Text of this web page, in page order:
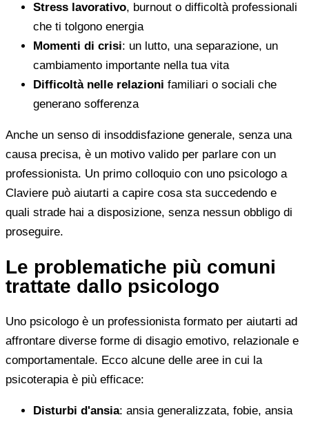
Stress lavorativo, burnout o difficoltà professionali
che ti tolgono energia
Momenti di crisi: un lutto, una separazione, un
cambiamento importante nella tua vita
Difficoltà nelle relazioni familiari o sociali che
generano sofferenza
Anche un senso di insoddisfazione generale, senza una
causa precisa, è un motivo valido per parlare con un
professionista. Un primo colloquio con uno psicologo a
Claviere può aiutarti a capire cosa sta succedendo e
quali strade hai a disposizione, senza nessun obbligo di
proseguire.
Le problematiche più comuni
trattate dallo psicologo
Uno psicologo è un professionista formato per aiutarti ad
affrontare diverse forme di disagio emotivo, relazionale e
comportamentale. Ecco alcune delle aree in cui la
psicoterapia è più efficace:
Disturbi d'ansia: ansia generalizzata, fobie, ansia